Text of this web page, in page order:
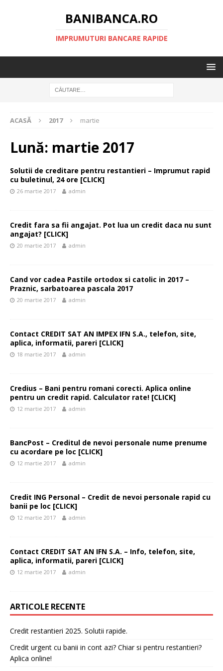
BANIBANCA.RO
IMPRUMUTURI BANCARE RAPIDE
ACASĂ 2017 martie
Lună: martie 2017
Solutii de creditare pentru restantieri – Imprumut rapid
cu buletinul, 24 ore [CLICK]
26 martie 2017 admin
Credit fara sa fii angajat. Pot lua un credit daca nu sunt
angajat? [CLICK]
20 martie 2017 admin
Cand vor cadea Pastile ortodox si catolic in 2017 –
Praznic, sarbatoarea pascala 2017
20 martie 2017 admin
Contact CREDIT SAT AN IMPEX IFN S.A., telefon, site,
aplica, informatii, pareri [CLICK]
18 martie 2017 admin
Credius – Bani pentru romani corecti. Aplica online
pentru un credit rapid. Calculator rate! [CLICK]
12 martie 2017 admin
BancPost – Creditul de nevoi personale nume prenume
cu acordare pe loc [CLICK]
12 martie 2017 admin
Credit ING Personal – Credit de nevoi personale rapid cu
banii pe loc [CLICK]
12 martie 2017 admin
Contact CREDIT SAT AN IFN S.A. – Info, telefon, site,
aplica, informatii, pareri [CLICK]
12 martie 2017 admin
ARTICOLE RECENTE
Credit restantieri 2025. Solutii rapide.
Credit urgent cu banii in cont azi? Chiar si pentru restantieri?
Aplica online!